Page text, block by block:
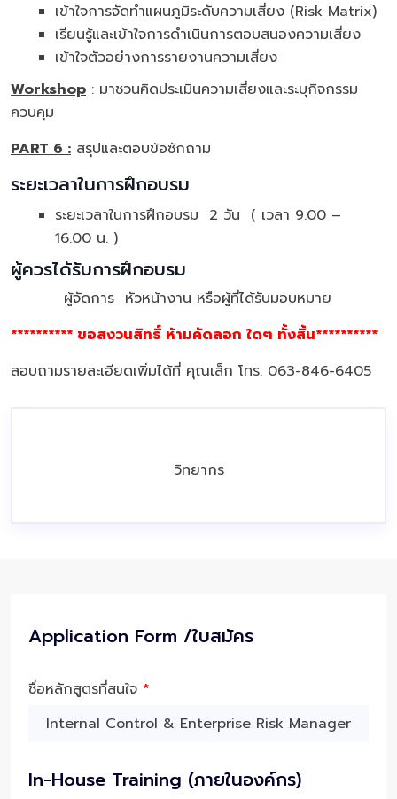
เข้าใจการจัดทำแผนภูมิระดับความเสี่ยง (Risk Matrix)
เรียนรู้และเข้าใจการดำเนินการตอบสนองความเสี่ยง
เข้าใจตัวอย่างการรายงานความเสี่ยง
Workshop : มาชวนคิดประเมินความเสี่ยงและระบุกิจกรรม
ควบคุม
PART 6 : สรุปและตอบข้อซักถาม
ระยะเวลาในการฝึกอบรม
ระยะเวลาในการฝึกอบรม 2 วัน ( เวลา 9.00 –
16.00 น. )
ผู้ควรได้รับการฝึกอบรม
ผู้จัดการ หัวหน้างาน หรือผู้ที่ได้รับมอบหมาย
********** ขอสงวนสิทธิ์ ห้ามคัดลอก ใดๆ ทั้งสิ้น**********
สอบถามรายละเอียดเพิ่มได้ที่ คุณเล็ก โทร. 063-846-6405
วิทยากร
Application Form /ใบสมัคร
ชื่อหลักสูตรที่สนใจ *
In-House Training (ภายในองค์กร)